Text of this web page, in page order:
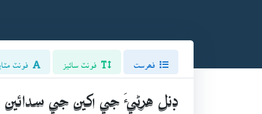
فونٽ سائيز فونٽ
ڊنل هرڻيءَ جي اکين جي